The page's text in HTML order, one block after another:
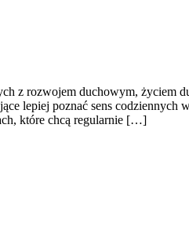
z rozwojem duchowym, życiem
lepiej poznać sens codziennych
które chcą regularnie […]